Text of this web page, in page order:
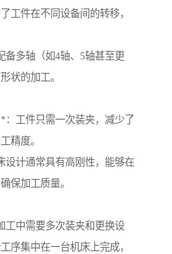
工件在不同设备间的转移，
多轴（如4轴、5轴甚至更
状的加工。
工件只需一次装夹，减少了
精度。
计通常具有高刚性，能够在
保加工质量。
中需要多次装夹和更换设
序集中在一台机床上完成，